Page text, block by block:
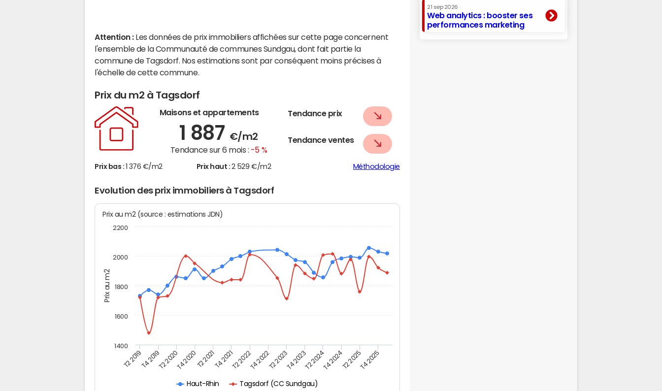
Attention : Les données de prix immobiliers affichées sur cette page concernent
l'ensemble de la Communauté de communes Sundgau, dont fait partie la
commune de Tagsdorf. Nos estimations sont par conséquent moins précises à
l'échelle de cette commune.
Prix du m2 à Tagsdorf
Maisons et appartements
1 887 €/m2
Tendance sur 6 mois : -5 %
Tendance prix
Tendance ventes
Prix bas : 1 376 €/m2 Prix haut : 2 529 €/m2 Méthodologie
Evolution des prix immobiliers à Tagsdorf
Prix au m2
Prix au m2 (source : estimations JDN)
Haut-Rhin Tagsdorf (CC Sundgau)
T2 2019T4 2019T2 2020T4 2020T2 2021T4 2021T2 2022T4 2022T2 2023T4 2023T2 2024T4 2024T2 2025T4 2025
1400
1600
1800
2000
2200
21 sep 2026
Web analytics : booster ses
performances marketing